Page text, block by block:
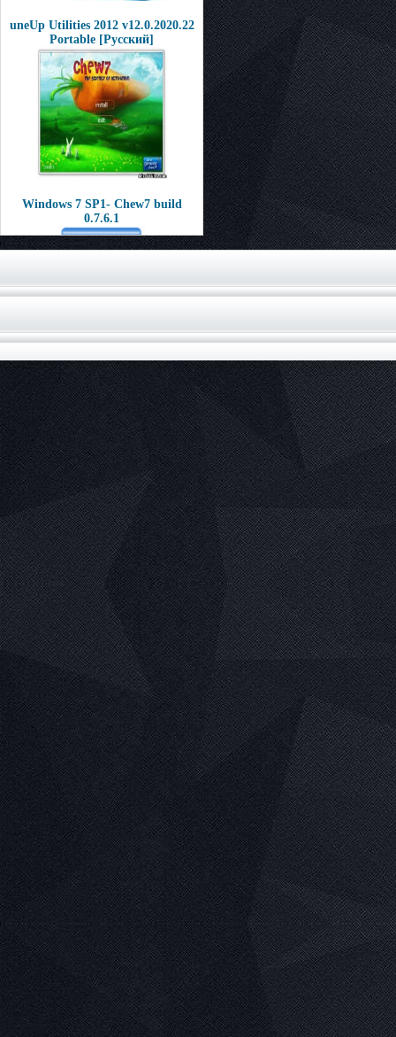
uneUp Utilities 2012 v12.0.2020.22
Рortable [Pусcкий]
Windows 7 SP1- Chew7 build
0.7.6.1